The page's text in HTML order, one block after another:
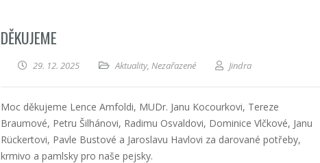
DĚKUJEME
29. 12. 2025 Aktuality, Nezařazené Jindra
Moc děkujeme Lence Amfoldi, MUDr. Janu Kocourkovi, Tereze
Braumové, Petru Šilhánovi, Radimu Osvaldovi, Dominice Vlčkové, Janu
Rückertovi, Pavle Bustové a Jaroslavu Havlovi za darované potřeby,
krmivo a pamlsky pro naše pejsky.